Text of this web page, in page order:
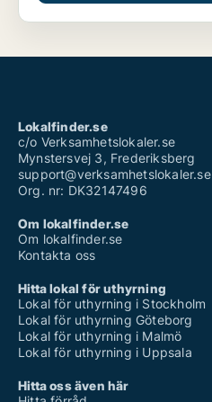
Lokalfinder.se
c/o Verksamhetslokaler.se
Mynstersvej 3, Frederiksberg
support@verksamhetslokaler.se
Org. nr: DK32147496
Om lokalfinder.se
Om lokalfinder.se
Kontakta oss
Hitta lokal för uthyrning
Lokal för uthyrning i Stockholm
Lokal för uthyrning Göteborg
Lokal för uthyrning i Malmö
Lokal för uthyrning i Uppsala
Hitta oss även här